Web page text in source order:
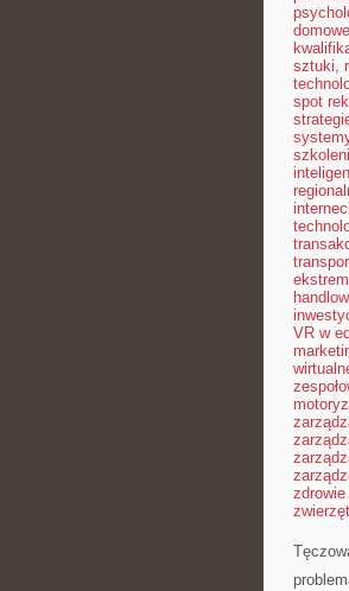
domowe
sztuki,
spot
VR w